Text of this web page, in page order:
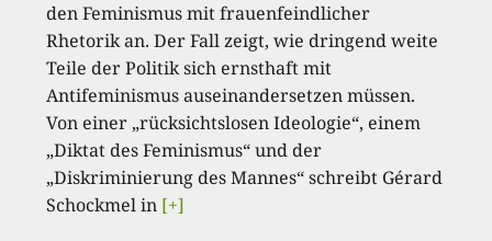
den Feminismus mit frauenfeindlicher
Rhetorik an. Der Fall zeigt, wie dringend weite
Teile der Politik sich ernsthaft mit
Antifeminismus auseinandersetzen müssen.
Von einer „rücksichtslosen Ideologie“, einem
„Diktat des Feminismus“ und der
„Diskriminierung des Mannes“ schreibt Gérard
Schockmel in [+]